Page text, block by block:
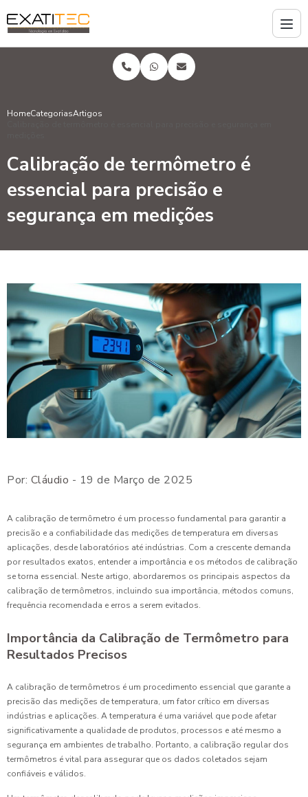
HomeCategoriasArtigos
Calibração de termômetro é
essencial para precisão e
segurança em medições
Por: Cláudio - 19 de Março de 2025
A calibração de termômetro é um processo fundamental para garantir a
precisão e a confiabilidade das medições de temperatura em diversas
aplicações, desde laboratórios até indústrias. Com a crescente demanda
por resultados exatos, entender a importância e os métodos de calibração
se torna essencial. Neste artigo, abordaremos os principais aspectos da
calibração de termômetros, incluindo sua importância, métodos comuns,
frequência recomendada e erros a serem evitados.
Importância da Calibração de Termômetro para
Resultados Precisos
A calibração de termômetros é um procedimento essencial que garante a
precisão das medições de temperatura, um fator crítico em diversas
indústrias e aplicações. A temperatura é uma variável que pode afetar
significativamente a qualidade de produtos, processos e até mesmo a
segurança em ambientes de trabalho. Portanto, a calibração regular dos
termômetros é vital para assegurar que os dados coletados sejam
confiáveis e válidos.